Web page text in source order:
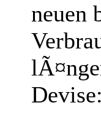
neuen